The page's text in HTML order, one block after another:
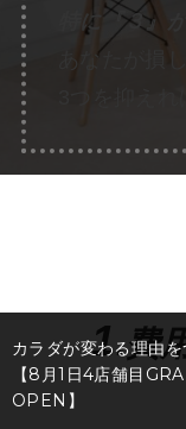
特に『３』
あなたが損
1.費
カラダが変わる理由を
【8月1日4店舗目
OPEN】